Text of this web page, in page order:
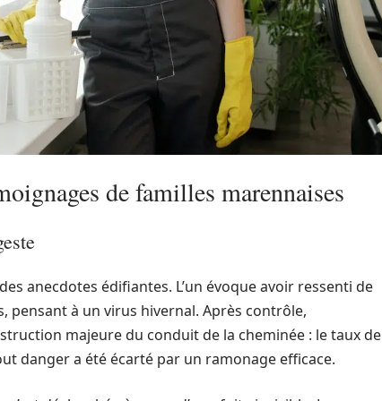
de familles marennaises
anecdotes édifiantes. L’un évoque avoir ressenti de
pensant à un virus hivernal. Après contrôle,
majeure du conduit de la cheminée : le taux de
danger a été écarté par un ramonage efficace.